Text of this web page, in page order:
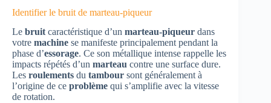
Identifier le bruit de marteau-piqueur
Le bruitcaractéristique d’un marteau-piqueur dans
votre machine se manifeste principalement pendant la
phase d’essorage. Ce son métallique intense rappelle les
impacts répétés d’un marteau contre une surface dure.
Les roulements du tambour sont généralement à
l’origine de ce problème qui s’amplifie avec la vitesse
de rotation.